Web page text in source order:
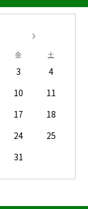
金 土
3
4
10
11
17
18
24
25
31